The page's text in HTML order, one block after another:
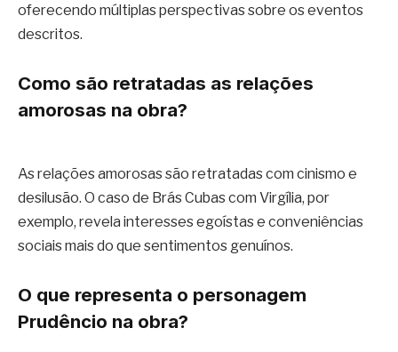
oferecendo múltiplas perspectivas sobre os eventos
descritos.
Como são retratadas as relações
amorosas na obra?
As relações amorosas são retratadas com cinismo e
desilusão. O caso de Brás Cubas com Virgília, por
exemplo, revela interesses egoístas e conveniências
sociais mais do que sentimentos genuínos.
O que representa o personagem
Prudêncio na obra?